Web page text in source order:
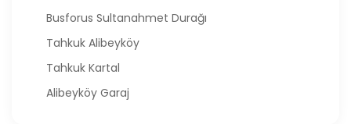
Busforus Sultanahmet Durağı
Tahkuk Alibeyköy
Tahkuk Kartal
Alibeyköy Garaj